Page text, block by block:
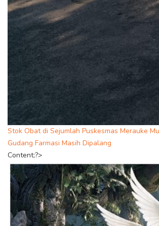
Stok Obat di Sejumlah Puskesmas Merauke
Gudang Farmasi Masih Dipalang
Content;?>